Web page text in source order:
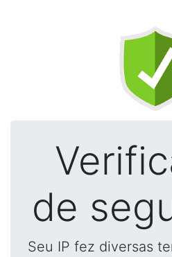
de
Seu IP fez diversas